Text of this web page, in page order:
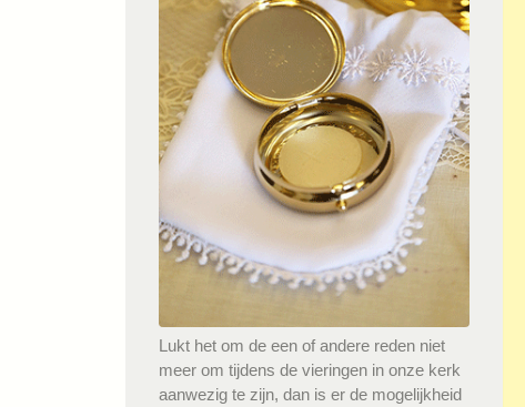
Lukt het om de een of andere reden niet
meer om tijdens de vieringen in onze kerk
aanwezig te zijn, dan is er de mogelijkheid